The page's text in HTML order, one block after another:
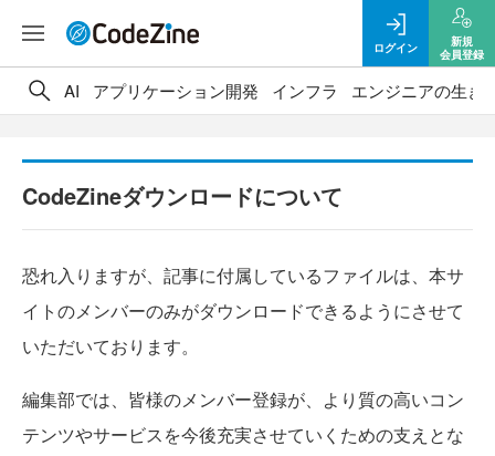
ログイン
新規
会員登録
AI アプリケーション開発 インフラ エンジニアの生き
CodeZineダウンロードについて
恐れ入りますが、記事に付属しているファイルは、本サ
イトのメンバーのみがダウンロードできるようにさせて
いただいております。
編集部では、皆様のメンバー登録が、より質の高いコン
テンツやサービスを今後充実させていくための支えとな